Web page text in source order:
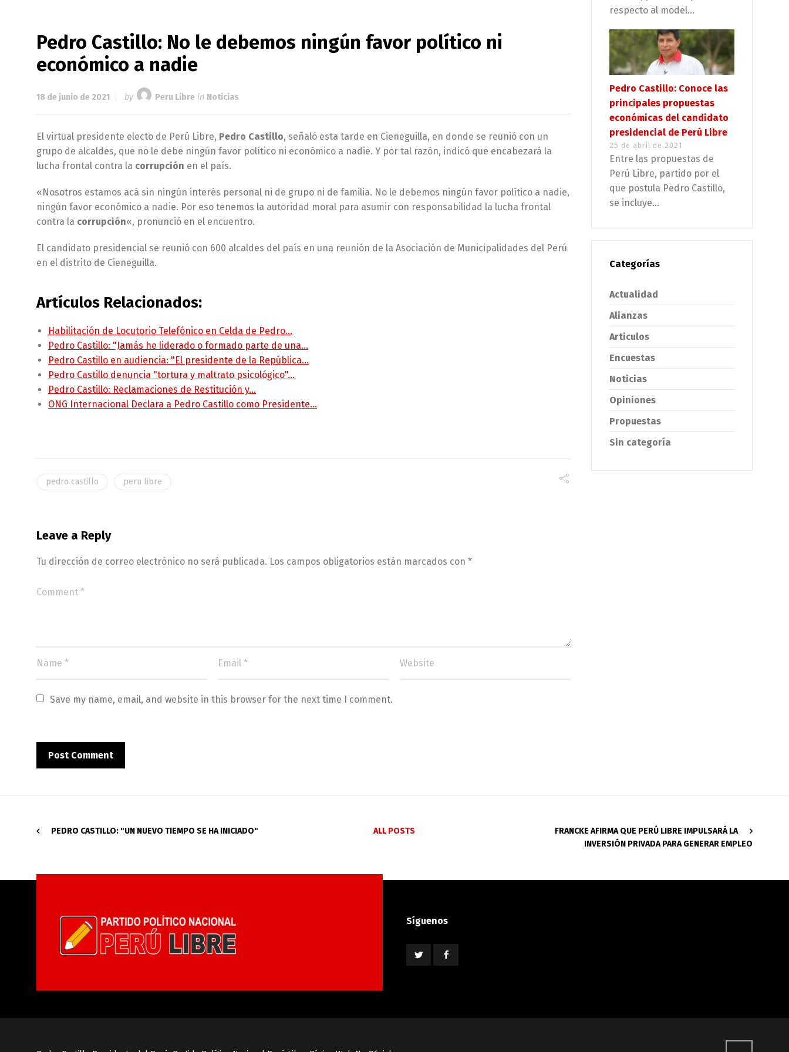
Pedro Castillo: No le debemos ningún favor político ni
económico a nadie
18 de junio de 2021 by Peru Libre in Noticias
El virtual presidente electo de Perú Libre, Pedro Castillo, señaló esta tarde en Cieneguilla, en donde se reunió con un
grupo de alcaldes, que no le debe ningún favor político ni económico a nadie. Y por tal razón, indicó que encabezará la
lucha frontal contra la corrupción en el país.
«Nosotros estamos acá sin ningún interés personal ni de grupo ni de familia. No le debemos ningún favor político a nadie,
ningún favor económico a nadie. Por eso tenemos la autoridad moral para asumir con responsabilidad la lucha frontal
contra la corrupción«, pronunció en el encuentro.
El candidato presidencial se reunió con 600 alcaldes del país en una reunión de la Asociación de Municipalidades del Perú
en el distrito de Cieneguilla.
Artículos Relacionados:
Habilitación de Locutorio Telefónico en Celda de Pedro…
Pedro Castillo: "Jamás he liderado o formado parte de una…
Pedro Castillo en audiencia: "El presidente de la República…
Pedro Castillo denuncia "tortura y maltrato psicológico"…
Pedro Castillo: Reclamaciones de Restitución y…
ONG Internacional Declara a Pedro Castillo como Presidente…
pedro castillo peru libre
Leave a Reply
Tu dirección de correo electrónico no será publicada. Los campos obligatorios están marcados con *
Save my name, email, and website in this browser for the next time I comment.
respecto al model...
Pedro Castillo: Conoce las
principales propuestas
económicas del candidato
presidencial de Perú Libre
25 de abril de 2021
Entre las propuestas de
Perú Libre, partido por el
que postula Pedro Castillo,
se incluye...
Categorías
Actualidad
Alianzas
Articulos
Encuestas
Noticias
Opiniones
Propuestas
Sin categoría
PEDRO CASTILLO: "UN NUEVO TIEMPO SE HA INICIADO" ALL POSTS
FRANCKE AFIRMA QUE PERÚ LIBRE IMPULSARÁ LA
INVERSIÓN PRIVADA PARA GENERAR EMPLEO
Síguenos